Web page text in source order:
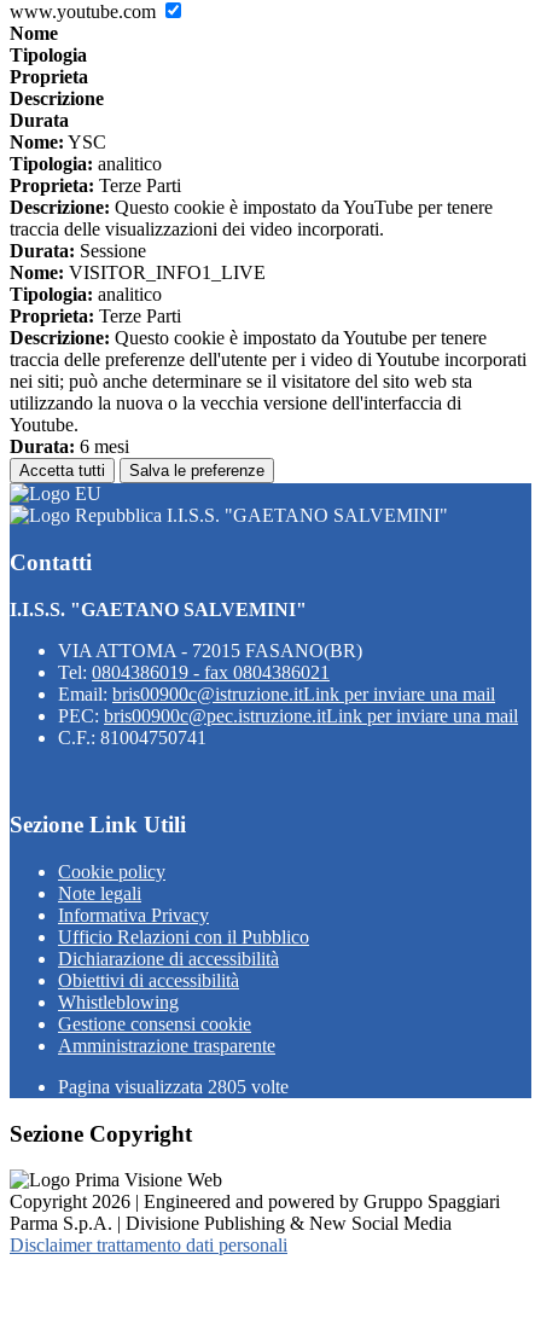
www.youtube.com
Nome
Tipologia
Proprieta
Descrizione
Durata
Nome: YSC
Tipologia: analitico
Proprieta: Terze Parti
Descrizione: Questo cookie è impostato da YouTube per tenere
traccia delle visualizzazioni dei video incorporati.
Durata: Sessione
Nome: VISITOR_INFO1_LIVE
Tipologia: analitico
Proprieta: Terze Parti
Descrizione: Questo cookie è impostato da Youtube per tenere
traccia delle preferenze dell'utente per i video di Youtube incorporati
nei siti; può anche determinare se il visitatore del sito web sta
utilizzando la nuova o la vecchia versione dell'interfaccia di
Youtube.
Durata: 6 mesi
Accetta tutti Salva le preferenze
I.I.S.S. "GAETANO SALVEMINI"
Contatti
I.I.S.S. "GAETANO SALVEMINI"
VIA ATTOMA - 72015 FASANO(BR)
Tel: 0804386019 - fax 0804386021
Email: bris00900c@istruzione.itLink per inviare una mail
PEC: bris00900c@pec.istruzione.itLink per inviare una mail
C.F.: 81004750741
Sezione Link Utili
Cookie policy
Note legali
Informativa Privacy
Ufficio Relazioni con il Pubblico
Dichiarazione di accessibilità
Obiettivi di accessibilità
Whistleblowing
Gestione consensi cookie
Amministrazione trasparente
Pagina visualizzata 2805 volte
Sezione Copyright
Copyright 2026 | Engineered and powered by Gruppo Spaggiari
Parma S.p.A. | Divisione Publishing & New Social Media
Disclaimer trattamento dati personali